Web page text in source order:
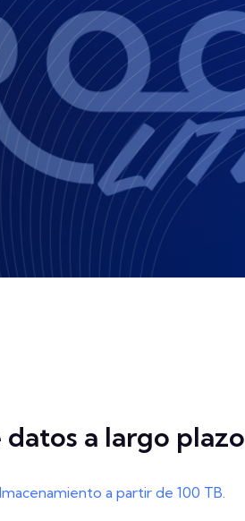
a largo plazo
a partir de 100 TB.